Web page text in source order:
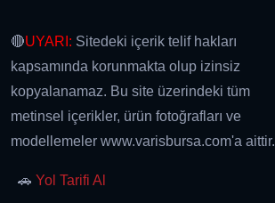
🔴UYARI: Sitedeki içerik telif hakları
kapsamında korunmakta olup izinsiz
kopyalanamaz. Bu site üzerindeki tüm
metinsel içerikler, ürün fotoğrafları ve
modellemeler www.varisbursa.com'a aittir.
🚗 Yol Tarifi Al